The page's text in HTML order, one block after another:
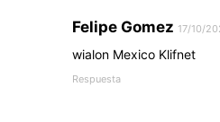
Felipe Gomez 17/10/
wialon Mexico Klifnet
Respuesta